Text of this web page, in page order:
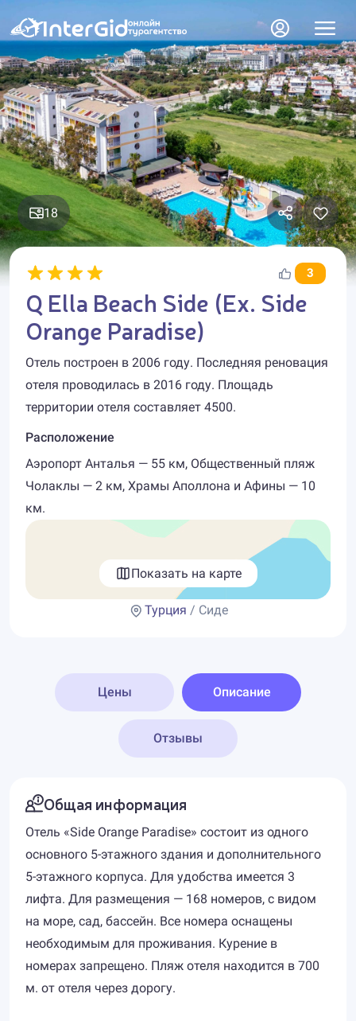
18
3
Q Ella Beach Side (Ex. Side
Orange Paradise)
Отель построен в 2006 году. Последняя реновация
отеля проводилась в 2016 году. Площадь
территории отеля составляет 4500.
Расположение
Аэропорт Анталья — 55 км, Общественный пляж
Чолаклы — 2 км, Храмы Аполлона и Афины — 10
км.
Показать на карте
Турция / Сиде
Цены Описание
Отзывы
Общая информация
Отель «Side Orange Paradise» состоит из одного
основного 5-этажного здания и дополнительного
5-этажного корпуса. Для удобства имеется 3
лифта. Для размещения — 168 номеров, с видом
на море, сад, бассейн. Все номера оснащены
необходимым для проживания. Курение в
номерах запрещено. Пляж отеля находится в 700
м. от отеля через дорогу.